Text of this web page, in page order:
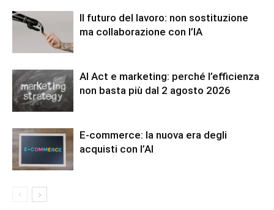
Il futuro del lavoro: non sostituzione
ma collaborazione con l’IA
AI Act e marketing: perché l’efficienza
non basta più dal 2 agosto 2026
E-commerce: la nuova era degli
acquisti con l’AI